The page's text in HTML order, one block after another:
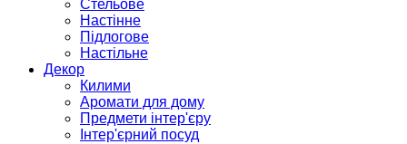
Стельове
Настінне
Підлогове
Настільне
Декор
Килими
Аромати для дому
Предмети інтер'єру
Інтер'єрний посуд